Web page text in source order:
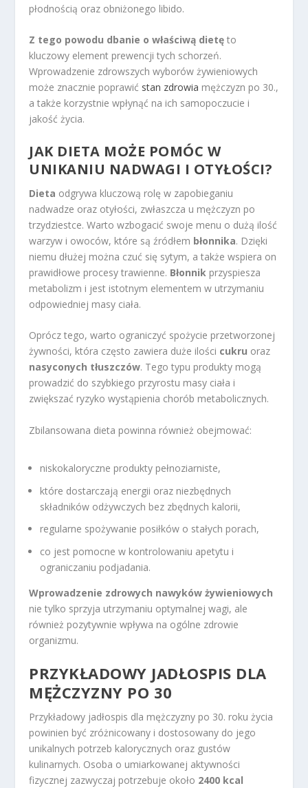
płodnością oraz obniżonego libido.
Z tego powodu dbanie o właściwą dietę to
kluczowy element prewencji tych schorzeń.
Wprowadzenie zdrowszych wyborów żywieniowych
może znacznie poprawić stan zdrowia mężczyzn po 30.,
a także korzystnie wpłynąć na ich samopoczucie i
jakość życia.
JAK DIETA MOŻE POMÓC W
UNIKANIU NADWAGI I OTYŁOŚCI?
Dieta odgrywa kluczową rolę w zapobieganiu
nadwadze oraz otyłości, zwłaszcza u mężczyzn po
trzydziestce. Warto wzbogacić swoje menu o dużą ilość
warzyw i owoców, które są źródłem błonnika. Dzięki
niemu dłużej można czuć się sytym, a także wspiera on
prawidłowe procesy trawienne. Błonnik przyspiesza
metabolizm i jest istotnym elementem w utrzymaniu
odpowiedniej masy ciała.
Oprócz tego, warto ograniczyć spożycie przetworzonej
żywności, która często zawiera duże ilości cukru oraz
nasyconych tłuszczów. Tego typu produkty mogą
prowadzić do szybkiego przyrostu masy ciała i
zwiększać ryzyko wystąpienia chorób metabolicznych.
Zbilansowana dieta powinna również obejmować:
niskokaloryczne produkty pełnoziarniste,
które dostarczają energii oraz niezbędnych
składników odżywczych bez zbędnych kalorii,
regularne spożywanie posiłków o stałych porach,
co jest pomocne w kontrolowaniu apetytu i
ograniczaniu podjadania.
Wprowadzenie zdrowych nawyków żywieniowych
nie tylko sprzyja utrzymaniu optymalnej wagi, ale
również pozytywnie wpływa na ogólne zdrowie
organizmu.
PRZYKŁADOWY JADŁOSPIS DLA
MĘŻCZYZNY PO 30
Przykładowy jadłospis dla mężczyzny po 30. roku życia
powinien być zróżnicowany i dostosowany do jego
unikalnych potrzeb kalorycznych oraz gustów
kulinarnych. Osoba o umiarkowanej aktywności
fizycznej zazwyczaj potrzebuje około 2400 kcal